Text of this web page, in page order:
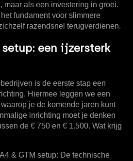
maar als een investering in groei.
fundament voor slimmere
razendsnel terugverdienen.
een ijzersterk
is de eerste stap een
Hiermee leggen we een
je de komende jaren kunt
inrichting moet je denken
de € 750 en € 1.500. Wat krijg
& GTM setup: De technische